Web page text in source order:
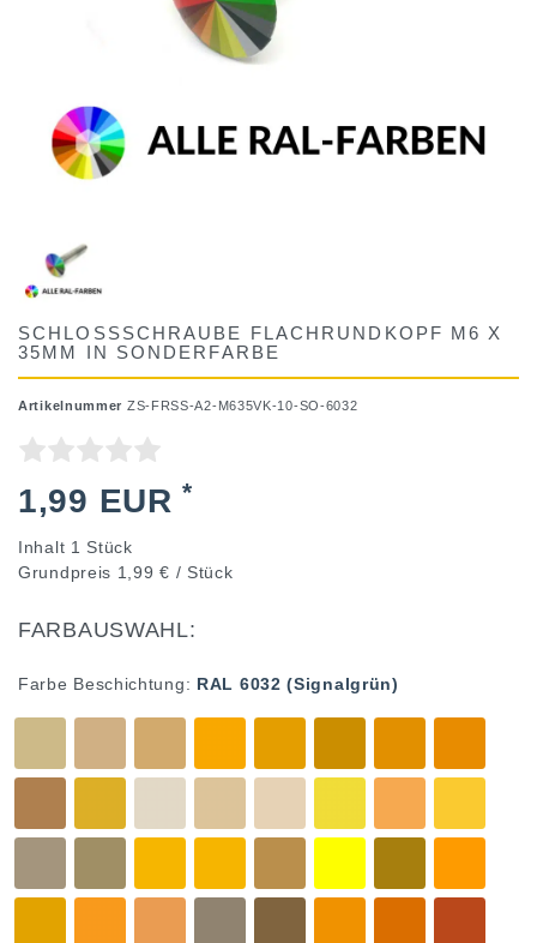
SCHLOSSSCHRAUBE FLACHRUNDKOPF M6 X
35MM IN SONDERFARBE
Artikelnummer ZS-FRSS-A2-M635VK-10-SO-6032
1,99 EUR*
Inhalt 1 Stück
Grundpreis 1,99 € / Stück
FARBAUSWAHL:
Farbe Beschichtung: RAL 6032 (Signalgrün)